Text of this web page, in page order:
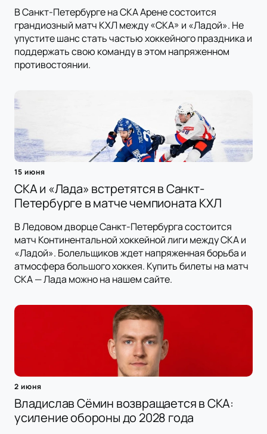
В Санкт-Петербурге на СКА Арене состоится
грандиозный матч КХЛ между «СКА» и «Ладой». Не
упустите шанс стать частью хоккейного праздника и
поддержать свою команду в этом напряженном
противостоянии.
15 июня
СКА и «Лада» встретятся в Санкт-
Петербурге в матче чемпионата КХЛ
В Ледовом дворце Санкт-Петербурга состоится
матч Континентальной хоккейной лиги между СКА и
«Ладой». Болельщиков ждет напряженная борьба и
атмосфера большого хоккея. Купить билеты на матч
СКА — Лада можно на нашем сайте.
2 июня
Владислав Сёмин возвращается в СКА:
усиление обороны до 2028 года